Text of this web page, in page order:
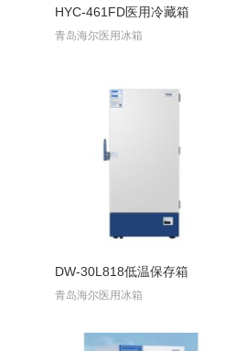
HYC-461FD医用冷藏箱
青岛海尔医用冰箱
DW-30L818低温保存箱
青岛海尔医用冰箱